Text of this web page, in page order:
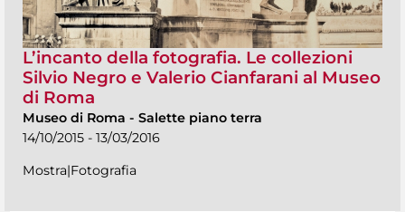
L’incanto della fotografia. Le collezioni
Silvio Negro e Valerio Cianfarani al Museo
di Roma
Museo di Roma - Salette piano terra
14/10/2015 - 13/03/2016
Mostra|Fotografia